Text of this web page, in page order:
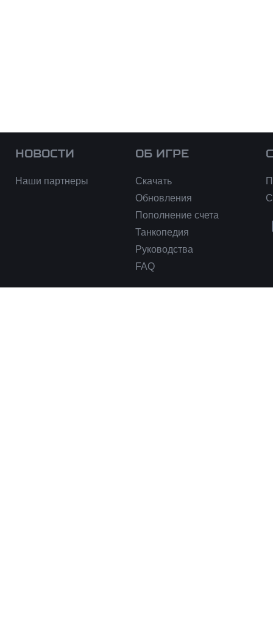
НОВОСТИ
Наши партнеры
ОБ ИГРЕ
Скачать
Обновления
Пополнение счета
Танкопедия
Руководства
FAQ